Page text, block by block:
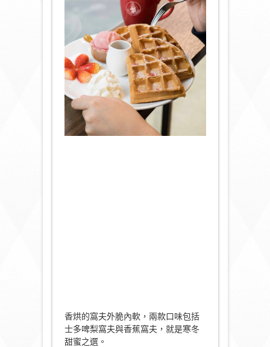
香烘的窩夫外脆內軟，兩款口味包括
士多啤梨窩夫與香蕉窩夫，就是寒冬
甜蜜之選。